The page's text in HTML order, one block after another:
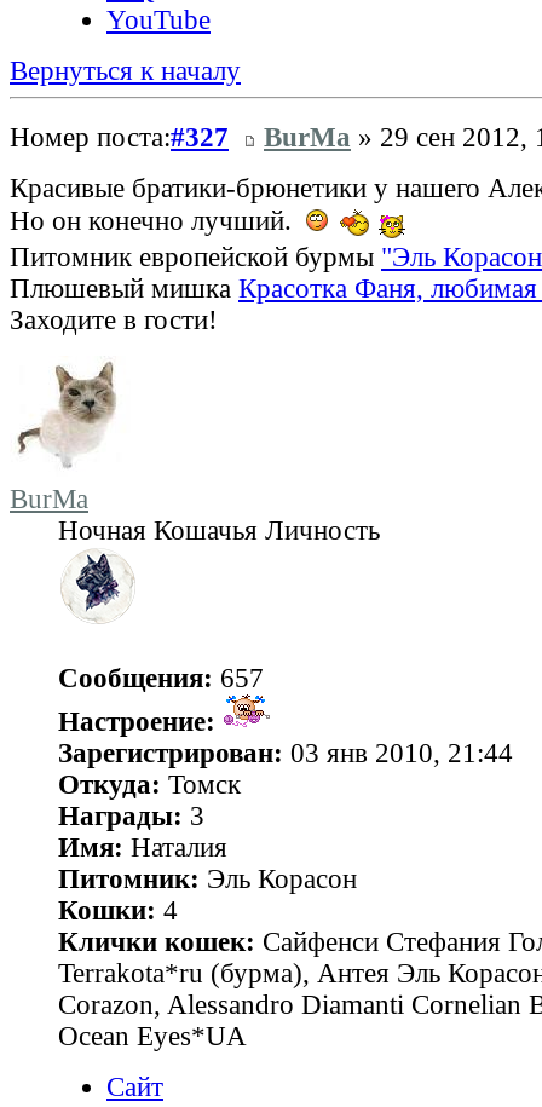
YouTube
Вернуться к началу
Номер поста:#327 BurMa » 29 сен 2012,
Красивые братики-брюнетики у нашего
Но он конечно лучший.
Питомник европейской бурмы "Эль
Плюшевый мишка Красотка Фаня, любимая
Заходите в гости!
BurMa
Ночная Кошачья Личность
Сообщения: 657
Настроение:
Зарегистрирован: 03 янв 2010, 21:44
Откуда: Томск
Награды: 3
Имя: Наталия
Питомник: Эль Корасон
Кошки: 4
Клички кошек: Сайфенси Стефания
Terrakota*ru (бурма), Антея Эль
Corazon, Alessandro Diamanti Cornelian
Ocean Eyes*UA
Сайт